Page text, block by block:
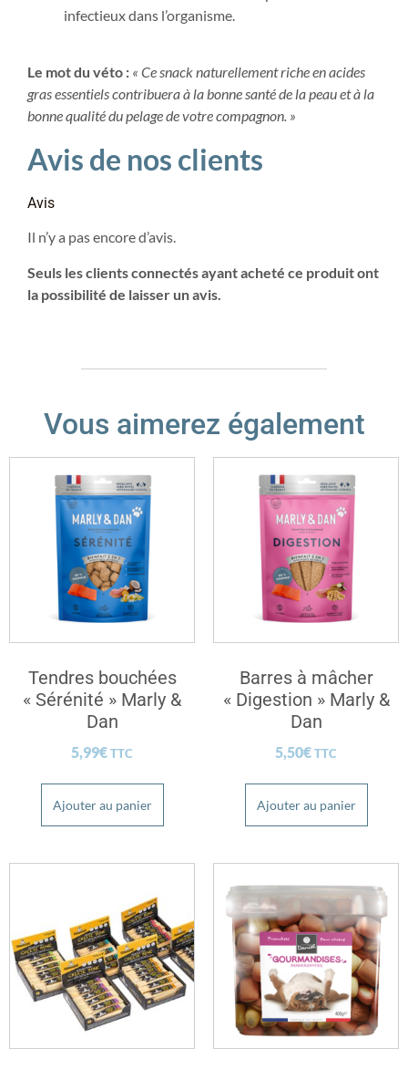
infectieux dans l’organisme.
Le mot du véto : « Ce snack naturellement riche en acides
gras essentiels contribuera à la bonne santé de la peau et à la
bonne qualité du pelage de votre compagnon. »
Avis de nos clients
Avis
Il n’y a pas encore d’avis.
Seuls les clients connectés ayant acheté ce produit ont
la possibilité de laisser un avis.
Vous aimerez également
Tendres bouchées
« Sérénité » Marly &
Dan
5,99€TTC
Ajouter au panier
Barres à mâcher
« Digestion » Marly &
Dan
5,50€TTC
Ajouter au panier